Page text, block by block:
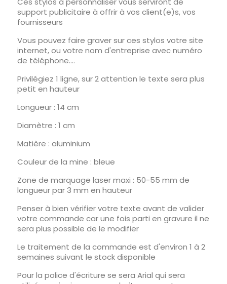
support publicitaire à offrir à vos client(e)s, vos
fournisseurs
Vous pouvez faire graver sur ces stylos votre site
internet, ou votre nom d'entreprise avec numéro
de téléphone....
Privilégiez 1 ligne, sur 2 attention le texte sera plus
petit en hauteur
Longueur : 14 cm
Diamètre : 1 cm
Matière : aluminium
Couleur de la mine : bleue
Zone de marquage laser maxi : 50-55 mm de
longueur par 3 mm en hauteur
Penser à bien vérifier votre texte avant de valider
votre commande car une fois parti en gravure il ne
sera plus possible de le modifier
Le traitement de la commande est d'environ 1 à 2
semaines suivant le stock disponible
Pour la police d'écriture se sera Arial qui sera